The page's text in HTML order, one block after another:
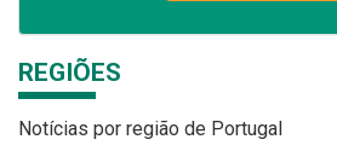
REGIÕES
Notícias por região de Portugal